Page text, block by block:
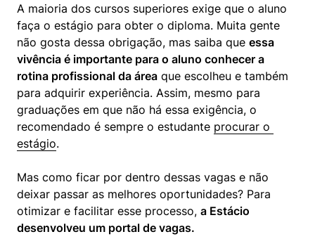
A maioria dos cursos superiores exige que o aluno
faça o estágio para obter o diploma. Muita gente
não gosta dessa obrigação, mas saiba que essa
vivência é importante para o aluno conhecer a
rotina profissional da área que escolheu e também
para adquirir experiência. Assim, mesmo para
graduações em que não há essa exigência, o
recomendado é sempre o estudante procurar o
estágio.
Mas como ficar por dentro dessas vagas e não
deixar passar as melhores oportunidades? Para
otimizar e facilitar esse processo, a Estácio
desenvolveu um portal de vagas.